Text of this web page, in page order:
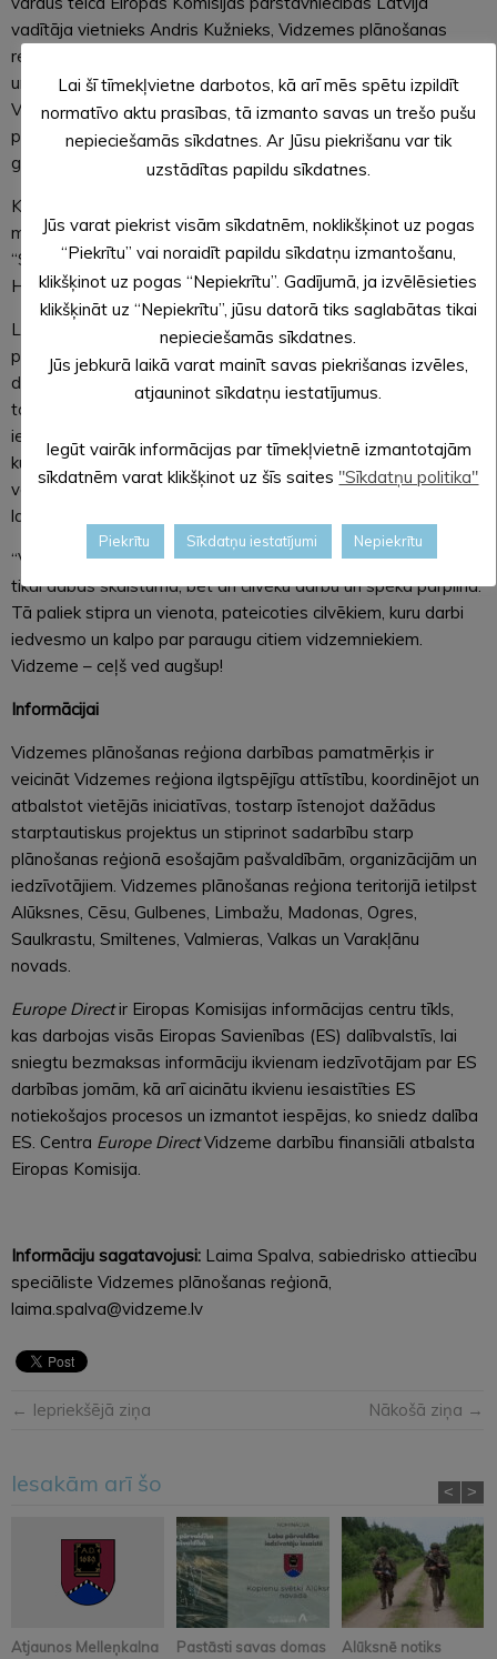
vadītāja vietnieks Andris Kužnieks, Vidzemes plānošanas
reģiona Attīstības padomes priekšsēdētājs Guntis Gladkins
un Zemessardzes 26. kājnieku bataljona komandieris majors
Vladimirs Bistrovs. Pasākuma laikā Zemessardzes pārstāvji
pasniedza Nacionālo bruņoto spēku komandiera apbalvojumu
goda zīmes “PAR NOPELNIEM” 3. pakāpiAgrim Lungevičam.
Kā īpašs pārsteigums un paldies ceremonijas laikā izskanēja
muzikāli priekšnesumi, kurus izpildīja Zemessardzes koris
“Stars” diriģenta Ārija Šķepasta vadībā un solistes Šarlote un
Henriete Sprūdžas.
Lai gan Vidzemnieku dārza svētki kļuvuši par ikgadēju
pasākumu, vienojot Vidzemes novadus un izceļot tos, kuru
darbi iedvesmo un padara reģionu par vietu, ar kuru lepoties,
tomēr pirmo reizi 12 gadu laikā godināmās personas pieteica
iedzīvotāji. Atzinība un pateicība pasākumā teikta arī tiem,
kuri izvirzīja kandidātus šim godinājumam, uzteicot viņus par
vēlmi atklāt un izcelt labos darbus, kas paveikti Vidzemes
labā.
“Vidzemnieku godināšana 2024” apliecināja, ka Vidzeme ir ne
tikai dabas skaistuma, bet arī cilvēku darbu un spēka pārpilna.
Tā paliek stipra un vienota, pateicoties cilvēkiem, kuru darbi
iedvesmo un kalpo par paraugu citiem vidzemniekiem.
Vidzeme – ceļš ved augšup!
Informācijai
Vidzemes plānošanas reģiona darbības pamatmērķis ir
veicināt Vidzemes reģiona ilgtspējīgu attīstību, koordinējot un
atbalstot vietējās iniciatīvas, tostarp īstenojot dažādus
starptautiskus projektus un stiprinot sadarbību starp
plānošanas reģionā esošajām pašvaldībām, organizācijām un
iedzīvotājiem. Vidzemes plānošanas reģiona teritorijā ietilpst
Alūksnes, Cēsu, Gulbenes, Limbažu, Madonas, Ogres,
Saulkrastu, Smiltenes, Valmieras, Valkas un Varakļānu
novads.
Europe Directir Eiropas Komisijas informācijas centru tīkls,
kas darbojas visās Eiropas Savienības (ES) dalībvalstīs, lai
sniegtu bezmaksas informāciju ikvienam iedzīvotājam par ES
darbības jomām, kā arī aicinātu ikvienu iesaistīties ES
notiekošajos procesos un izmantot iespējas, ko sniedz dalība
ES. Centra Europe DirectVidzeme darbību finansiāli atbalsta
Eiropas Komisija.
Informāciju sagatavojusi: Laima Spalva, sabiedrisko attiecību
speciāliste Vidzemes plānošanas reģionā,
laima.spalva@vidzeme.lv
← Iepriekšējā ziņa Nākošā ziņa →
Iesakām arī šo
Atjaunos Melleņkalna
Pastāsti savas domas
Alūksnē notiks
< >
Lai šī tīmekļvietne darbotos, kā arī mēs spētu izpildīt
normatīvo aktu prasības, tā izmanto savas un trešo pušu
nepieciešamās sīkdatnes. Ar Jūsu piekrišanu var tik
uzstādītas papildu sīkdatnes.
Jūs varat piekrist visām sīkdatnēm, noklikšķinot uz pogas
“Piekrītu” vai noraidīt papildu sīkdatņu izmantošanu,
klikšķinot uz pogas “Nepiekrītu”. Gadījumā, ja izvēlēsieties
klikšķināt uz “Nepiekrītu”, jūsu datorā tiks saglabātas tikai
nepieciešamās sīkdatnes.
Jūs jebkurā laikā varat mainīt savas piekrišanas izvēles,
atjauninot sīkdatņu iestatījumus.
Iegūt vairāk informācijas par tīmekļvietnē izmantotajām
sīkdatnēm varat klikšķinot uz šīs saites "Sīkdatņu politika"
Piekrītu Sīkdatņu iestatījumi Nepiekrītu